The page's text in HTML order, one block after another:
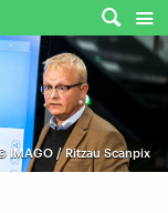
IMAGO / Ritzau Scanpix